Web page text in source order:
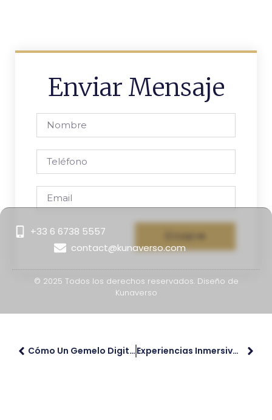
Enviar Mensaje
Cómo Un Gemelo Digital Transforma La Promoción De Destinos Turísticos Experiencias Inmersivas Basadas En Gemelo Digital Antes Del Viaje
+33 6 6738 5557
contact@kunaverso.com
© 2025 Todos los derechos reservados. Diseño de
Kunaverso